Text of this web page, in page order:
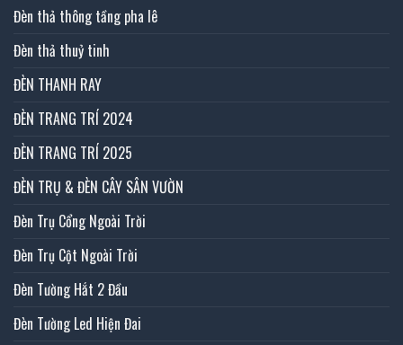
Đèn thả thông tầng pha lê
Đèn thả thuỷ tinh
ĐÈN THANH RAY
ĐÈN TRANG TRÍ 2024
ĐÈN TRANG TRÍ 2025
ĐÈN TRỤ & ĐÈN CÂY SÂN VƯỜN
Đèn Trụ Cổng Ngoài Trời
Đèn Trụ Cột Ngoài Trời
Đèn Tường Hắt 2 Đầu
Đèn Tường Led Hiện Đai